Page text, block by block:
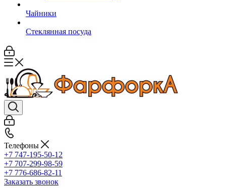
Чайники
Стеклянная посуда
Телефоны
+7 747-195-50-12
+7 707-299-98-59
+7 776-686-82-11
Заказать звонок